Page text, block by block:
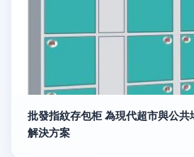
批發指紋存包柜 為現代超市與公
解決方案